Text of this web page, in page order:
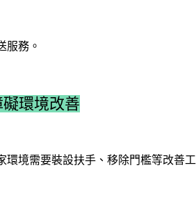
服務。
環境改善
環境需要裝設扶手、移除門檻等改善工